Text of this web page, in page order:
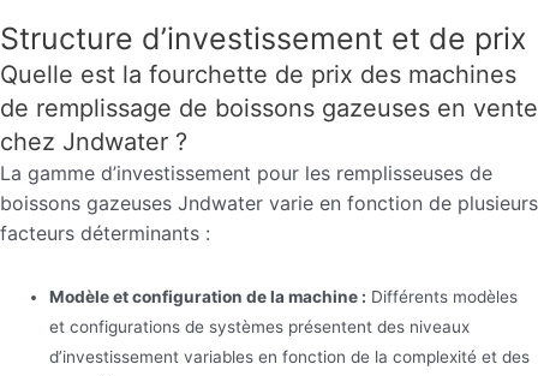
Structure d’investissement et de prix
Quelle est la fourchette de prix des machines
de remplissage de boissons gazeuses en vente
chez Jndwater ?
La gamme d’investissement pour les remplisseuses de
boissons gazeuses Jndwater varie en fonction de plusieurs
facteurs déterminants :
Modèle et configuration de la machine : Différents modèles
et configurations de systèmes présentent des niveaux
d’investissement variables en fonction de la complexité et des